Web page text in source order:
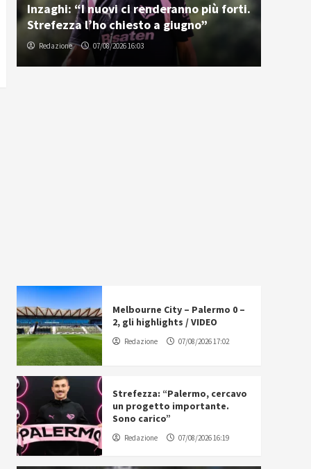
Inzaghi: “I nuovi ci renderanno più forti.
Strefezza l’ho chiesto a giugno”
Redazione 07/08/2026 16:03
Melbourne City – Palermo 0 –
2, gli highlights / VIDEO
Redazione 07/08/2026 17:02
Strefezza: “Palermo, cercavo
un progetto importante.
Sono carico”
Redazione 07/08/2026 16:19